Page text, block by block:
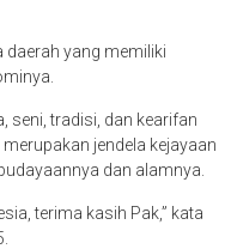
daerah yang memiliki
seni, tradisi, dan kearifan
jendela kejayaan
dan alamnya.
terima kasih Pak,” kata